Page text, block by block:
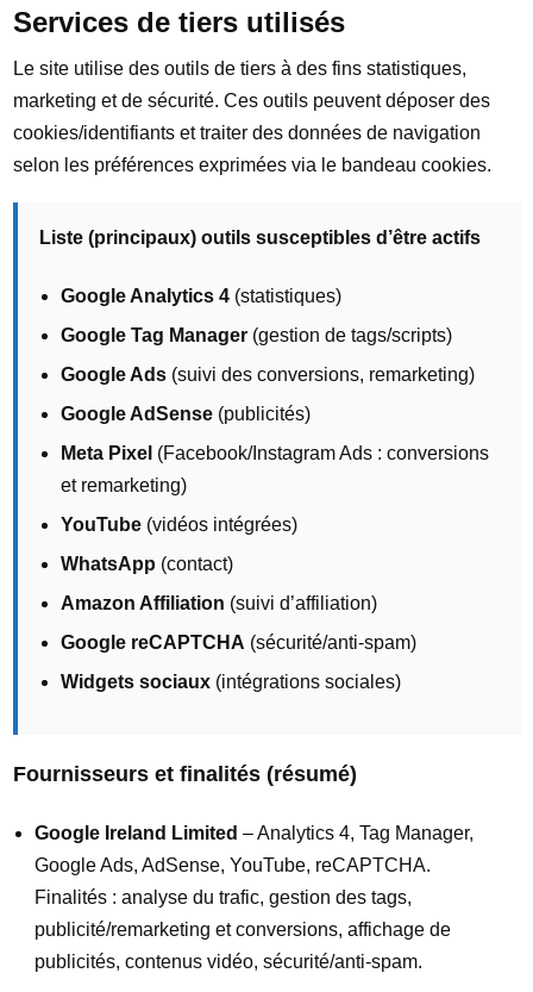
Services de tiers utilisés
Le site utilise des outils de tiers à des fins statistiques,
marketing et de sécurité. Ces outils peuvent déposer des
cookies/identifiants et traiter des données de navigation
selon les préférences exprimées via le bandeau cookies.
Liste (principaux) outils susceptibles d’être actifs
Google Analytics 4(statistiques)
Google Tag Manager(gestion de tags/scripts)
Google Ads(suivi des conversions, remarketing)
Google AdSense(publicités)
Meta Pixel (Facebook/Instagram Ads : conversions
et remarketing)
YouTube(vidéos intégrées)
WhatsApp (contact)
Amazon Affiliation (suivi d’affiliation)
Google reCAPTCHA (sécurité/anti-spam)
Widgets sociaux(intégrations sociales)
Fournisseurs et finalités (résumé)
Google Ireland Limited – Analytics 4, Tag Manager,
Google Ads, AdSense, YouTube, reCAPTCHA.
Finalités : analyse du trafic, gestion des tags,
publicité/remarketing et conversions, affichage de
publicités, contenus vidéo, sécurité/anti-spam.